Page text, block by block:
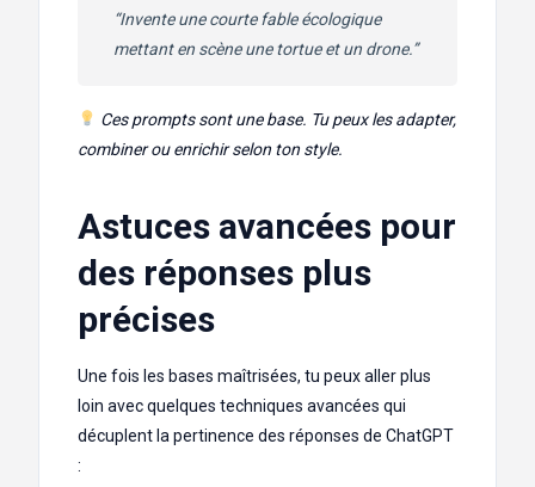
“Invente une courte fable écologique
mettant en scène une tortue et un drone.”
Ces prompts sont une base. Tu peux les adapter,
combiner ou enrichir selon ton style.
Astuces avancées pour
des réponses plus
précises
Une fois les bases maîtrisées, tu peux aller plus
loin avec quelques techniques avancées qui
décuplent la pertinence des réponses de ChatGPT
: